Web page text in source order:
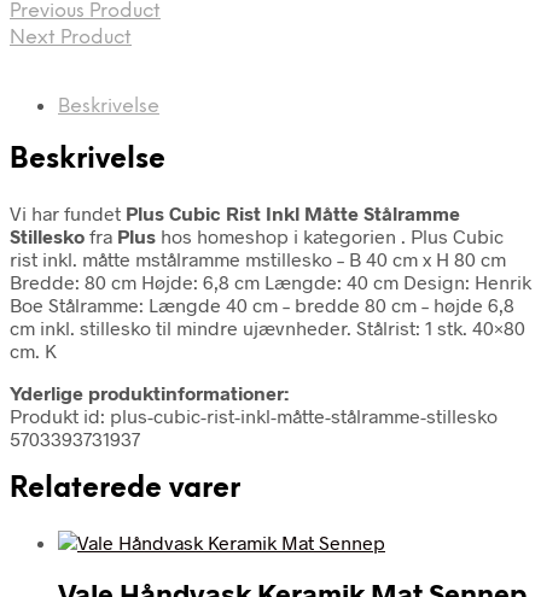
Previous Product
Next Product
Beskrivelse
Beskrivelse
Vi har fundet Plus Cubic Rist Inkl Måtte Stålramme
Stillesko fra Plus hos homeshop i kategorien . Plus Cubic
rist inkl. måtte mstålramme mstillesko – B 40 cm x H 80 cm
Bredde: 80 cm Højde: 6,8 cm Længde: 40 cm Design: Henrik
Boe Stålramme: Længde 40 cm – bredde 80 cm – højde 6,8
cm inkl. stillesko til mindre ujævnheder. Stålrist: 1 stk. 40×80
cm. K
Yderlige produktinformationer:
Produkt id: plus-cubic-rist-inkl-måtte-stålramme-stillesko
5703393731937
Relaterede varer